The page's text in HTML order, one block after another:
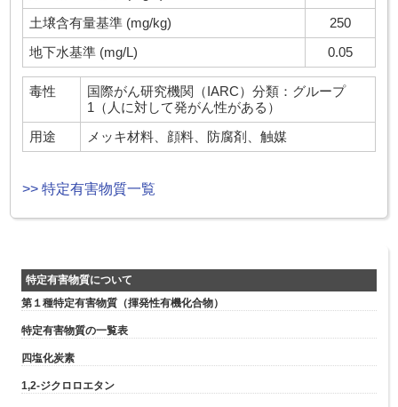
土壌含有量基準 (mg/kg)
250
地下水基準 (mg/L)
0.05
毒性
国際がん研究機関（IARC）分類：グループ
1（人に対して発がん性がある）
用途
メッキ材料、顔料、防腐剤、触媒
>> 特定有害物質一覧
特定有害物質について
第１種特定有害物質（揮発性有機化合物）
特定有害物質の一覧表
四塩化炭素
1,2-ジクロロエタン